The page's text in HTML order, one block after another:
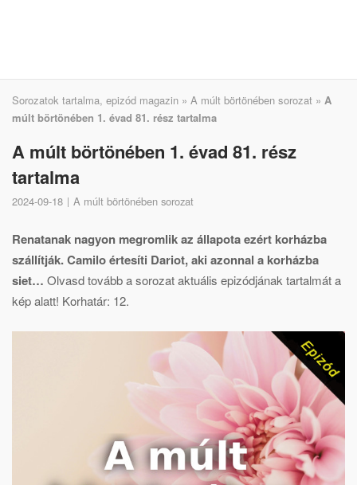
Sorozatok tartalma, epizód magazin » A múlt börtönében sorozat » A
múlt börtönében 1. évad 81. rész tartalma
A múlt börtönében 1. évad 81. rész
tartalma
2024-09-18 A múlt börtönében sorozat
Renatanak nagyon megromlik az állapota ezért korházba
szállítják. Camilo értesíti Dariot, aki azonnal a korházba
siet… Olvasd tovább a sorozat aktuális epizódjának tartalmát a
kép alatt! Korhatár: 12.